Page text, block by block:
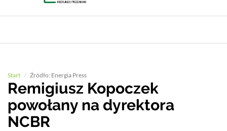
Start Źródło: Energia Press
Remigiusz Kopoczek
powołany na dyrektora
NCBR